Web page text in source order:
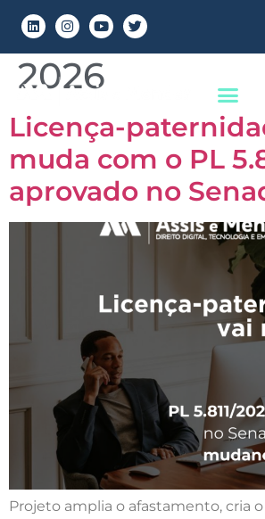
Dia:19 de
2026
Licença-
muda com o PL
aprovado no
Projeto amplia o afastamento, cria o